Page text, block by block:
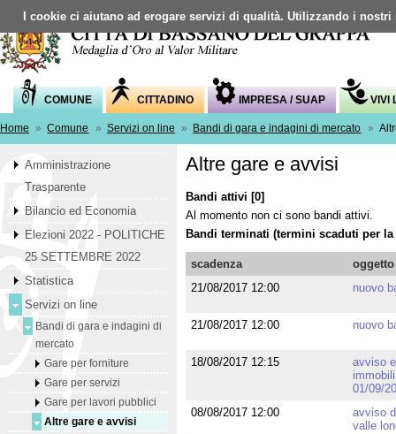
COMUNE CITTADINO IMPRESA / SUAP VIVI
Home » Comune » Servizi on line » Bandi di gara e indagini di mercato »
Amministrazione
Trasparente
Bilancio ed Economia
Elezioni 2022 - POLITICHE
25 SETTEMBRE 2022
Statistica
Servizi on line
Bandi di gara e indagini di
mercato
Gare per forniture
Gare per servizi
Gare per lavori pubblici
Altre gare e avvisi
Altre gare e avvisi
Bandi attivi [0]
Al momento non ci sono bandi attivi.
Bandi terminati (termini scaduti per
scadenza
oggetto
21/08/2017 12:00
nuovo
21/08/2017 12:00 nuovo
18/08/2017 12:15
avviso
01/09/
08/08/2017 12:00
avviso
valle
I cookie ci aiutano ad erogare servizi di qualità. Utilizzando i